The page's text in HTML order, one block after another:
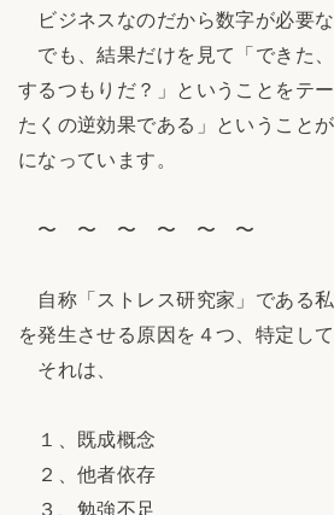
ビジネスなのだから数字が必要な
でも、結果だけを見て「できた
するつもりだ？」ということをテ
たくの逆効果である」ということ
になっています。
〜 〜 〜 〜 〜 〜
自称「ストレス研究家」である
を発生させる原因を４つ、特定して
それは、
１、既成概念
２、他者依存
３、勉強不足